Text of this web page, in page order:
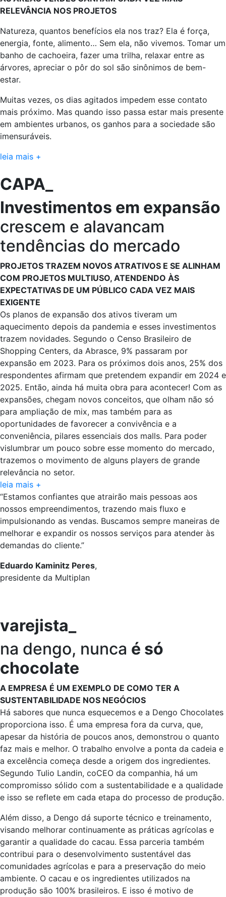
RELEVÂNCIA NOS PROJETOS
Natureza, quantos benefícios ela nos traz? Ela é força,
energia, fonte, alimento… Sem ela, não vivemos. Tomar um
banho de cachoeira, fazer uma trilha, relaxar entre as
árvores, apreciar o pôr do sol são sinônimos de bem-
estar.
Muitas vezes, os dias agitados impedem esse contato
mais próximo. Mas quando isso passa estar mais presente
em ambientes urbanos, os ganhos para a sociedade são
imensuráveis.
leia mais +
CAPA_
Investimentos em expansão
crescem e alavancam
tendências do mercado
PROJETOS TRAZEM NOVOS ATRATIVOS E SE ALINHAM
COM PROJETOS MULTIUSO, ATENDENDO ÀS
EXPECTATIVAS DE UM PÚBLICO CADA VEZ MAIS
EXIGENTE
Os planos de expansão dos ativos tiveram um
aquecimento depois da pandemia e esses investimentos
trazem novidades. Segundo o Censo Brasileiro de
Shopping Centers, da Abrasce, 9% passaram por
expansão em 2023. Para os próximos dois anos, 25% dos
respondentes afirmam que pretendem expandir em 2024 e
2025. Então, ainda há muita obra para acontecer! Com as
expansões, chegam novos conceitos, que olham não só
para ampliação de mix, mas também para as
oportunidades de favorecer a convivência e a
conveniência, pilares essenciais dos malls. Para poder
vislumbrar um pouco sobre esse momento do mercado,
trazemos o movimento de alguns players de grande
relevância no setor.
leia mais +
“Estamos confiantes que atrairão mais pessoas aos
nossos empreendimentos, trazendo mais fluxo e
impulsionando as vendas. Buscamos sempre maneiras de
melhorar e expandir os nossos serviços para atender às
demandas do cliente.”
Eduardo Kaminitz Peres,
presidente da Multiplan
varejista_
na dengo, nunca é só
chocolate
A EMPRESA É UM EXEMPLO DE COMO TER A
SUSTENTABILIDADE NOS NEGÓCIOS
Há sabores que nunca esquecemos e a Dengo Chocolates
proporciona isso. É uma empresa fora da curva, que,
apesar da história de poucos anos, demonstrou o quanto
faz mais e melhor. O trabalho envolve a ponta da cadeia e
a excelência começa desde a origem dos ingredientes.
Segundo Tulio Landin, coCEO da companhia, há um
compromisso sólido com a sustentabilidade e a qualidade
e isso se reflete em cada etapa do processo de produção.
Além disso, a Dengo dá suporte técnico e treinamento,
visando melhorar continuamente as práticas agrícolas e
garantir a qualidade do cacau. Essa parceria também
contribui para o desenvolvimento sustentável das
comunidades agrícolas e para a preservação do meio
ambiente. O cacau e os ingredientes utilizados na
produção são 100% brasileiros. E isso é motivo de